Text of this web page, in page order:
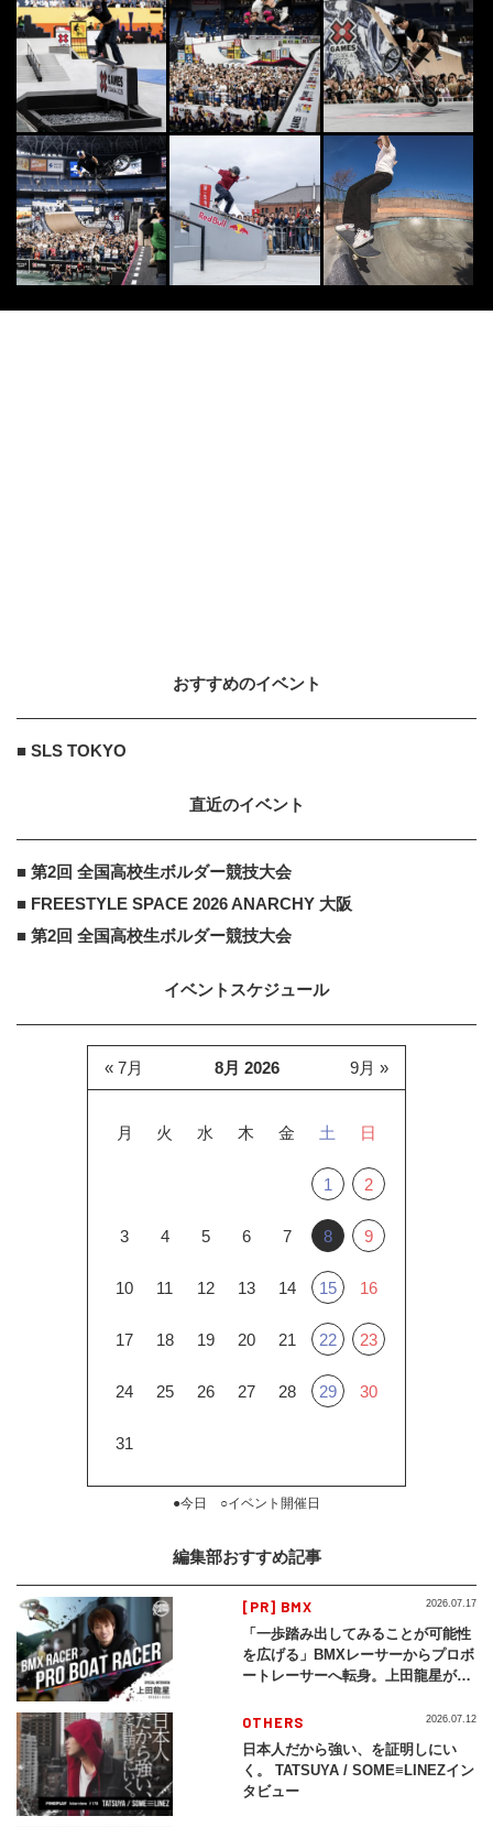
おすすめのイベント
■ SLS TOKYO
直近のイベント
■ 第2回 全国高校生ボルダー競技大会
■ FREESTYLE SPACE 2026 ANARCHY 大阪
■ 第2回 全国高校生ボルダー競技大会
イベントスケジュール
8月 2026
月 火 水 木 金 土 日
1 2
3 4 5 6 7 8 9
10 11 12 13 14 15 16
17 18 19 20 21 22 23
24 25 26 27 28 29 30
31
« 7月 9月 »
●今日 ○イベント開催日
編集部おすすめ記事
[PR] BMX
「一歩踏み出してみることが可能性
を広げる」BMXレーサーからプロボ
ートレーサーへ転身。上田龍星が体
2026.07.17
OTHERS
日本人だから強い、を証明しにい
く。 TATSUYA / SOME≡LINEZイン
タビュー
2026.07.12